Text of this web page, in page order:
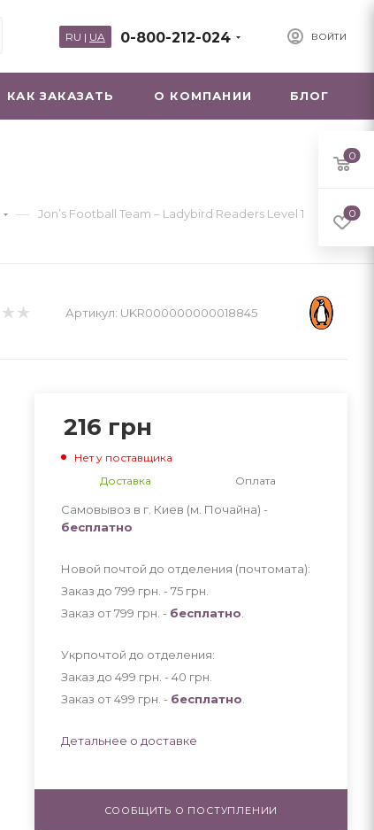
ВОЙТИ
0-800-212-024
RU | UA
КАК ЗАКАЗАТЬ О КОМПАНИИ БЛОГ
— Jon’s Football Team – Ladybird Readers Level 1
Артикул: UKR000000000018845
216 грн
Нет у поставщика
Доставка
Оплата
Самовывоз в г. Киев (м. Почайна) -
бесплатно
Новой почтой до отделения (почтомата):
Заказ до 799 грн. - 75 грн
Заказ от 799 грн. - бесплатно
Укрпочтой до отделения:
Заказ до 499 грн. - 40 грн
Заказ от 499 грн. - бесплатно
Детальнее о доставке
СООБЩИТЬ О ПОСТУПЛЕНИИ
0
0